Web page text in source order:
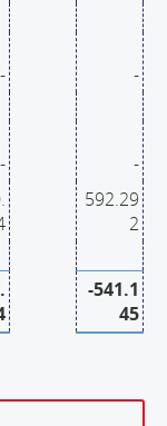
- -
- -
592.29
2
-541.1
45